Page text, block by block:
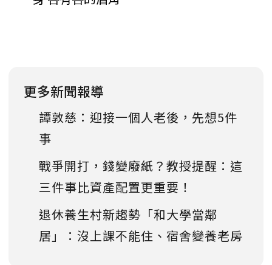
更多新聞報導
譚敦慈：迎接一個人老後，先想5件
事
戰爭開打，錢變廢紙？教授提醒：這
三件事比資產配置更重要！
退休養生村新趨勢「和大學當鄰
居」：沒上課不能住、宿舍變養老房